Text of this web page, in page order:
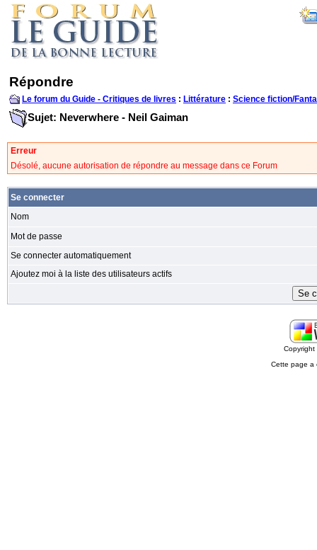
Répondre
Le forum du Guide - Critiques de livres : Littérature : Science fiction/
Sujet: Neverwhere - Neil Gaiman
Erreur
Désolé, aucune autorisation de répondre au message dans ce Forum
Se connecter
Nom
Mot de passe
Se connecter automatiquement
Ajoutez moi à la liste des utilisateurs actifs
Cette page a